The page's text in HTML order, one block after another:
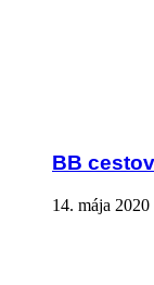
BB
14. mája 2020